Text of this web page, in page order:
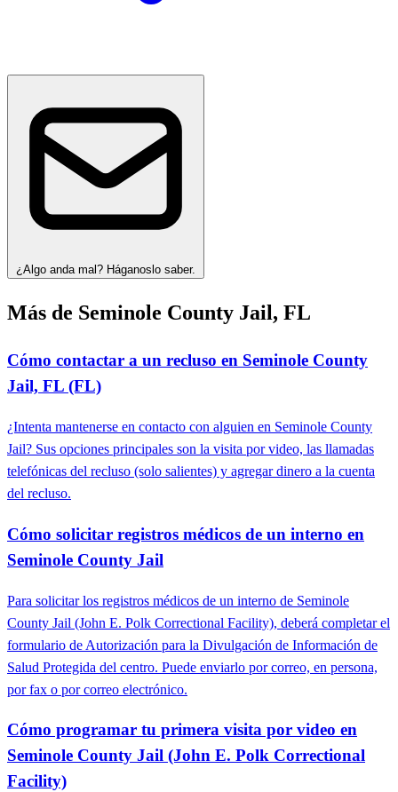
¿Algo anda mal? Háganoslo saber.
Más de Seminole County Jail, FL
Cómo contactar a un recluso en Seminole County
Jail, FL (FL)
¿Intenta mantenerse en contacto con alguien en Seminole County
Jail? Sus opciones principales son la visita por video, las llamadas
telefónicas del recluso (solo salientes) y agregar dinero a la cuenta
del recluso.
Cómo solicitar registros médicos de un interno en
Seminole County Jail
Para solicitar los registros médicos de un interno de Seminole
County Jail (John E. Polk Correctional Facility), deberá completar el
formulario de Autorización para la Divulgación de Información de
Salud Protegida del centro. Puede enviarlo por correo, en persona,
por fax o por correo electrónico.
Cómo programar tu primera visita por video en
Seminole County Jail (John E. Polk Correctional
Facility)